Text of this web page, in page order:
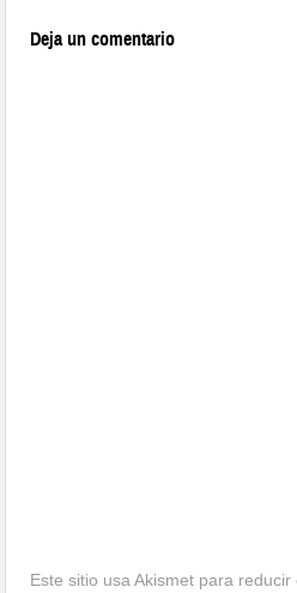
Deja un comentario
Este sitio usa Akismet para